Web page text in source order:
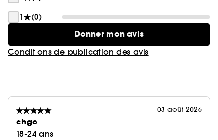
1
(0)
Donner mon avis
Conditions de publication des avis
03 août 2026
chgo
18-24 ans